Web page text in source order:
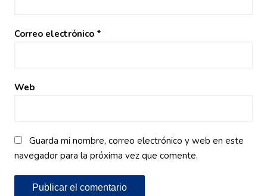
Correo electrónico *
Web
Guarda mi nombre, correo electrónico y web en este
navegador para la próxima vez que comente.